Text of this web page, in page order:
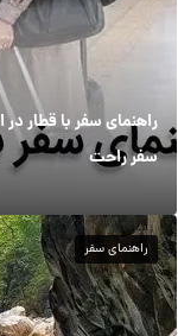
راهنمای سفر با قطار در
سفر راحت
راهنمای سفر